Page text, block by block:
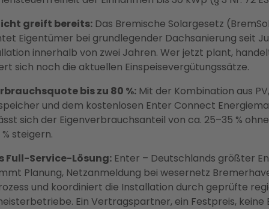
greift bereits:Das Bremische Solargesetz
Eigentümer bei grundlegender Dachsanierung seit
innerhalb von zwei Jahren. Wer jetzt plant,
sich noch die aktuellen Einspeisevergütungssätze.
bis zu 80 %:Mit der Kombination aus PV,
und dem kostenlosen Enter Connect
sich der Eigenverbrauchsanteil von ca. 25–35 %
steigern.
Full-Service-Lösung:Enter – Deutschlands größter
Planung, Netzanmeldung bei wesernetz
und koordiniert die Installation durch geprüfte
Ein Vertragspartner, ein Festpreis, keine